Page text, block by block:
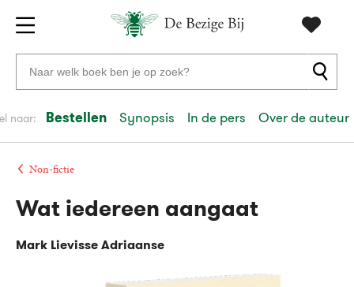
Gratis
verzending
vanaf
20
euro
Voor
23:59
volgendein
Veilig
Gratis
Zoeken
naar
auteurs
en
uitgevers
naar: Bestellen Synopsis In de pers Over de auteur
Non-fictie
Wat iedereen aangaat
Mark Lievisse Adriaanse